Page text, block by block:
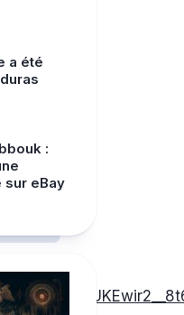
a été
:
sur eBay